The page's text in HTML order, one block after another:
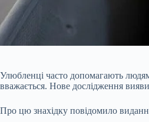
Улюбленці часто допомагають
вважається. Нове дослідження
Про цю знахідку повідомило